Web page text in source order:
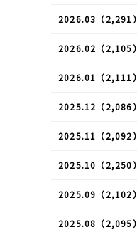
2026.03（2,291）
2026.02（2,105）
2026.01（2,111）
2025.12（2,086）
2025.11（2,092）
2025.10（2,250）
2025.09（2,102）
2025.08（2,095）